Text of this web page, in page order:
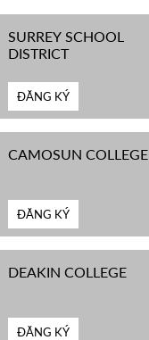
SURREY SCHOOL
DISTRICT
ĐĂNG KÝ
CAMOSUN COLLEGE
ĐĂNG KÝ
DEAKIN COLLEGE
ĐĂNG KÝ